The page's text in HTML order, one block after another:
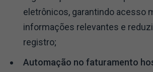
eletrônicos, garantindo acesso
informações relevantes e
registro;
Automação no faturamento